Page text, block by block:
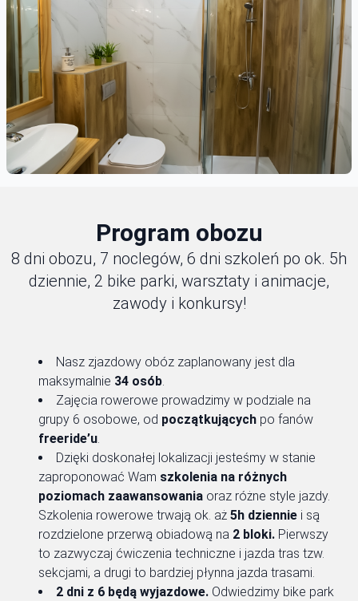
Program obozu
8 dni obozu, 7 noclegów, 6 dni szkoleń po ok. 5h
dziennie, 2 bike parki, warsztaty i animacje,
zawody i konkursy!
Nasz zjazdowy obóz zaplanowany jest dla
maksymalnie 34 osób.
Zajęcia rowerowe prowadzimy w podziale na
grupy 6 osobowe, od początkujących po fanów
freeride’u.
Dzięki doskonałej lokalizacji jesteśmy w stanie
zaproponować Wam szkolenia na różnych
poziomach zaawansowania oraz różne style jazdy.
Szkolenia rowerowe trwają ok. aż 5h dziennie i są
rozdzielone przerwą obiadową na 2 bloki. Pierwszy
to zazwyczaj ćwiczenia techniczne i jazda tras tzw.
sekcjami, a drugi to bardziej płynna jazda trasami.
2 dni z 6 będą wyjazdowe. Odwiedzimy bike park